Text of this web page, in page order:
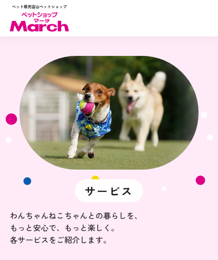
サービス
わんちゃんねこちゃんとの暮らしを、
​​​​​​​もっと安心で、もっと楽しく。
各サービスをご紹介します。